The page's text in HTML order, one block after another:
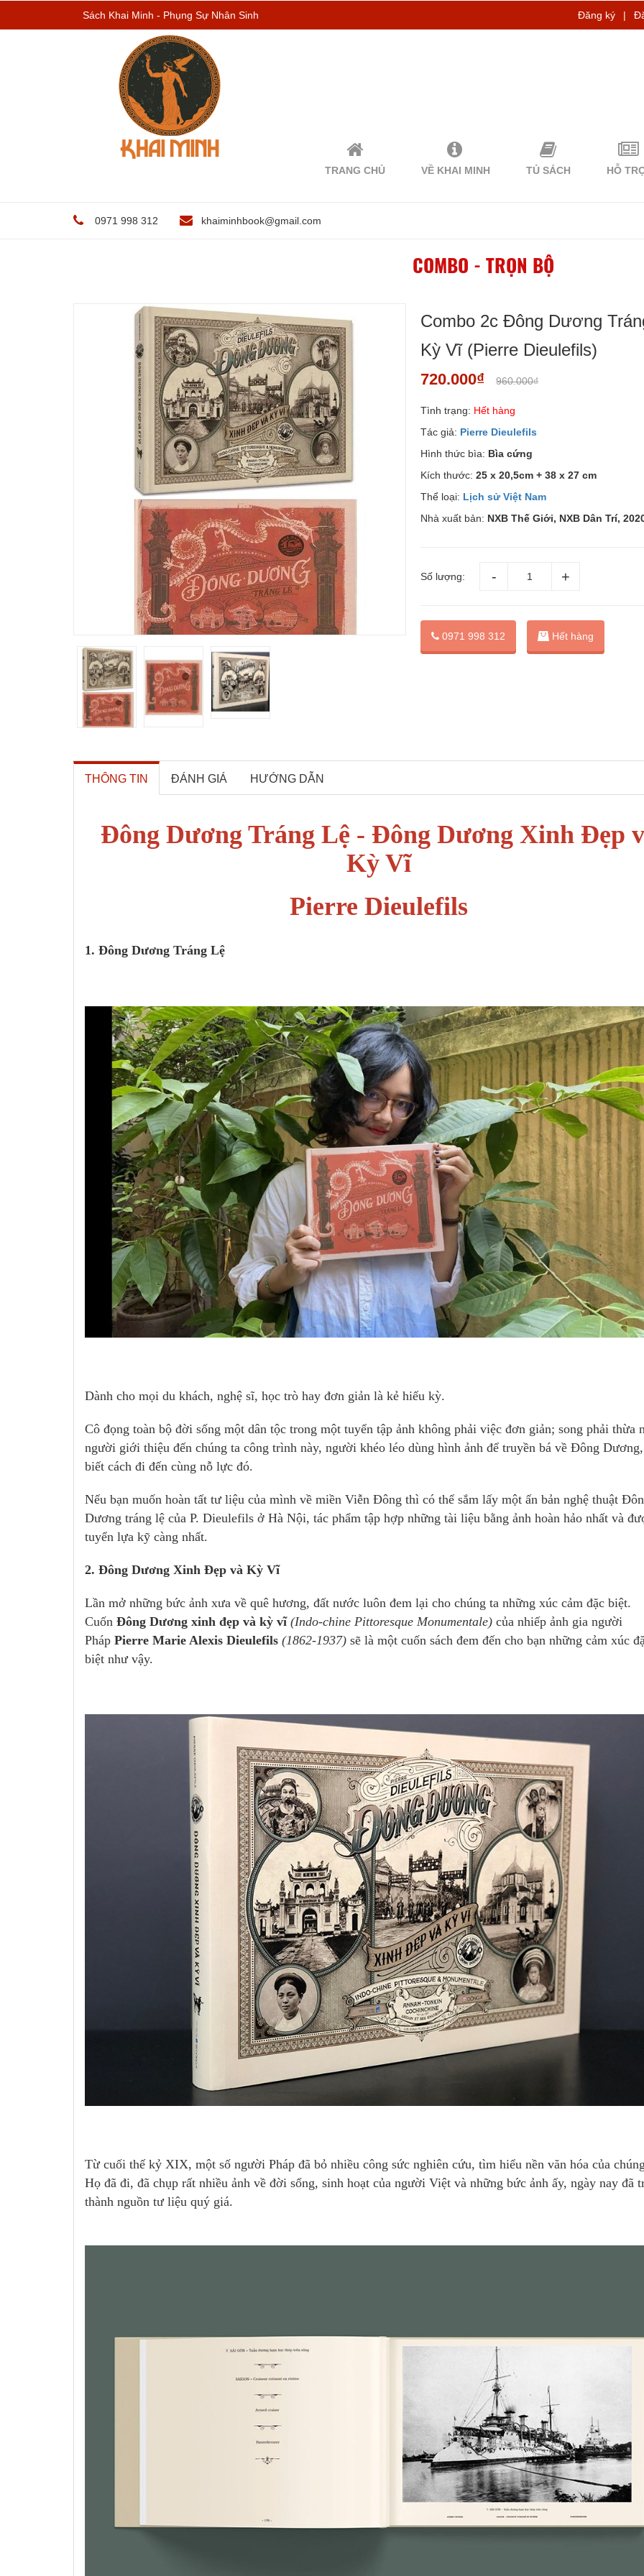
Sách Khai Minh - Phụng Sự Nhân Sinh Đăng ký |
TRANG CHỦ VỀ KHAI MINH TỦ SÁCH HỖ
0971 998 312 khaiminhbook@gmail.com
COMBO - TRỌN BỘ
Combo 2c Đông Dương
Kỳ Vĩ (Pierre Dieulefils)
720.000₫ 960.000₫
Tình trạng: Hết hàng
Tác giả: Pierre Dieulefils
Hình thức bìa: Bìa cứng
Kích thước:25 x 20,5cm + 38 x 27 cm
Thể loại: Lịch sử Việt Nam
Nhà xuất bản: NXB Thế Giới, NXB Dân Trí,
Số lượng:
0971 998 312 Hết hàng
THÔNG TIN ĐÁNH GIÁ HƯỚNG DẪN
Đông Dương Tráng Lệ - Đông Dương Xinh Đẹp
Kỳ Vĩ
Pierre Dieulefils
1. Đông Dương Tráng Lệ
Dành cho mọi du khách, nghệ sĩ, học trò hay đơn giản là kẻ hiếu kỳ.
Cô đọng toàn bộ đời sống một dân tộc trong một tuyển tập ảnh không phải việc đơn giản; song phải thừa
người giới thiệu đến chúng ta công trình này, người khéo léo dùng hình ảnh để truyền bá về Đông
biết cách đi đến cùng nỗ lực đó.
Nếu bạn muốn hoàn tất tư liệu của mình về miền Viễn Đông thì có thể sắm lấy một ấn bản nghệ thuật
Dương tráng lệ của P. Dieulefils ở Hà Nội, tác phẩm tập hợp những tài liệu bằng ảnh hoàn hảo nhất và
tuyển lựa kỹ càng nhất.
2. Đông Dương Xinh Đẹp và Kỳ Vĩ
Lần mở những bức ảnh xưa về quê hương, đất nước luôn đem lại cho chúng ta những xúc cảm đặc biệt.
Cuốn Đông Dương xinh đẹp và kỳ vĩ (Indo-chine Pittoresque Monumentale) của nhiếp ảnh gia người
Pháp Pierre Marie Alexis Dieulefils (1862-1937) sẽ là một cuốn sách đem đến cho bạn những cảm xúc
biệt như vậy.
Từ cuối thế kỷ XIX, một số người Pháp đã bỏ nhiều công sức nghiên cứu, tìm hiểu nền văn hóa của
Họ đã đi, đã chụp rất nhiều ảnh về đời sống, sinh hoạt của người Việt và những bức ảnh ấy, ngày nay đã
thành nguồn tư liệu quý giá.